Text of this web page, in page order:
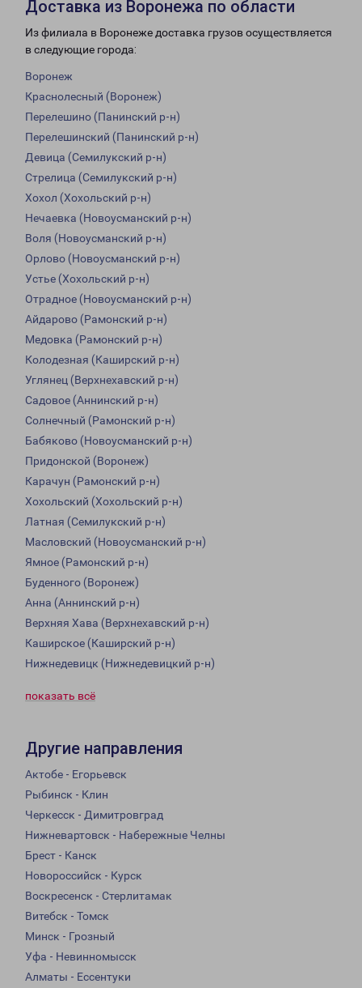
Доставка из Воронежа по области
Из филиала в Воронеже доставка грузов осуществляется
в следующие города:
Воронеж
Краснолесный (Воронеж)
Перелешино (Панинский р-н)
Перелешинский (Панинский р-н)
Девица (Семилукский р-н)
Стрелица (Семилукский р-н)
Хохол (Хохольский р-н)
Нечаевка (Новоусманский р-н)
Воля (Новоусманский р-н)
Орлово (Новоусманский р-н)
Устье (Хохольский р-н)
Отрадное (Новоусманский р-н)
Айдарово (Рамонский р-н)
Медовка (Рамонский р-н)
Колодезная (Каширский р-н)
Углянец (Верхнехавский р-н)
Садовое (Аннинский р-н)
Солнечный (Рамонский р-н)
Бабяково (Новоусманский р-н)
Придонской (Воронеж)
Карачун (Рамонский р-н)
Хохольский (Хохольский р-н)
Латная (Семилукский р-н)
Масловский (Новоусманский р-н)
Ямное (Рамонский р-н)
Буденного (Воронеж)
Анна (Аннинский р-н)
Верхняя Хава (Верхнехавский р-н)
Каширское (Каширский р-н)
Нижнедевицк (Нижнедевицкий р-н)
показать всё
Другие направления
Актобе - Егорьевск
Рыбинск - Клин
Черкесск - Димитровград
Нижневартовск - Набережные Челны
Брест - Канск
Новороссийск - Курск
Воскресенск - Стерлитамак
Витебск - Томск
Минск - Грозный
Уфа - Невинномысск
Алматы - Ессентуки